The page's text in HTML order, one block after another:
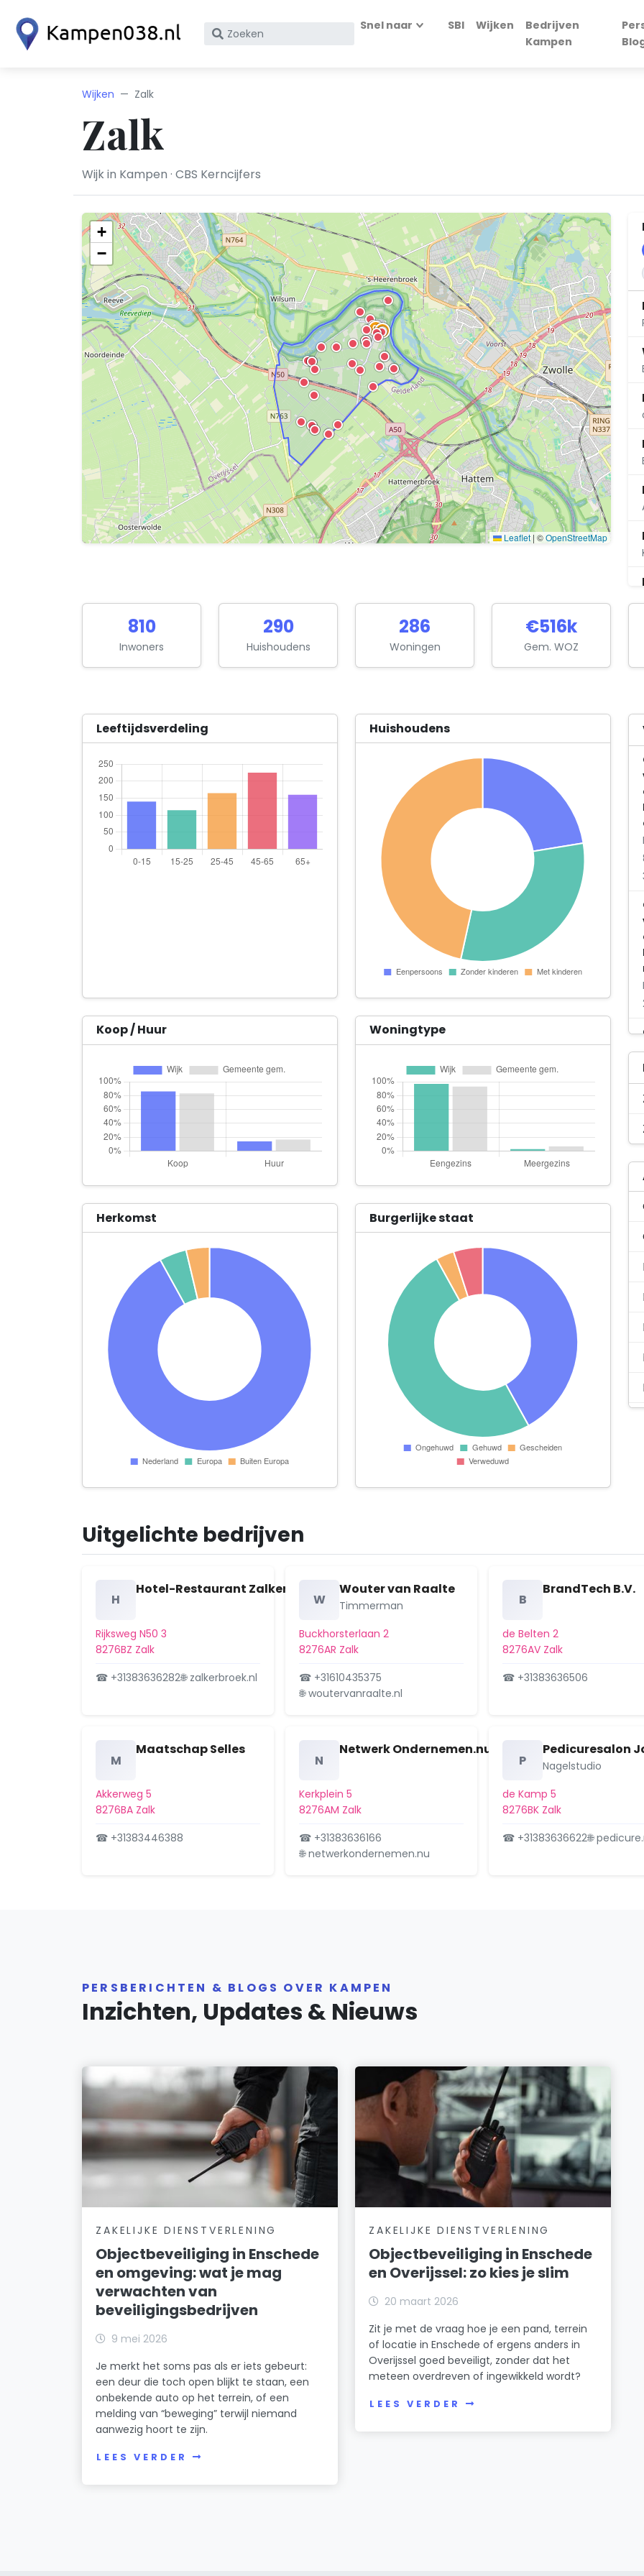
Zoek
Snel naar SBI Wijken
Bedrijven
Kampen
Wijken Zalk
Zalk
Wijk in Kampen · CBS Kerncijfers
+
−
Leaflet | ©OpenStreetMap
810
Inwoners
290
Huishoudens
286
Woningen
€516k
Gem. WOZ
Leeftijdsverdeling Huishoudens
Koop / Huur Woningtype
Herkomst Burgerlijke staat
Uitgelichte bedrijven
H
Hotel-Restaurant Zalkerbroek B.V.
Rijksweg N50 3
8276BZ Zalk
☎ +31383636282🌐 zalkerbroek.nl
W
Wouter van Raalte
Timmerman
Buckhorsterlaan 2
8276AR Zalk
☎ +31610435375
🌐 woutervanraalte.nl
B
BrandTech B.V.
de Belten 2
8276AV Zalk
☎ +31383636506
M
Maatschap Selles
Akkerweg 5
8276BA Zalk
☎ +31383446388
N
Netwerk Ondernemen.nu
Kerkplein 5
8276AM Zalk
☎ +31383636166
🌐 netwerkondernemen.nu
P
Pedicuresalon
Nagelstudio
de Kamp 5
8276BK Zalk
☎ +31383636622🌐
PERSBERICHTEN & BLOGS OVER KAMPEN
Inzichten, Updates & Nieuws
ZAKELIJKE DIENSTVERLENING
Objectbeveiliging in Enschede
en omgeving: wat je mag
verwachten van
beveiligingsbedrijven
9 mei 2026
Je merkt het soms pas als er iets gebeurt:
een deur die toch open blijkt te staan, een
onbekende auto op het terrein, of een
melding van “beweging” terwijl niemand
aanwezig hoort te zijn.
LEES VERDER
ZAKELIJKE DIENSTVERLENING
Objectbeveiliging in Enschede
en Overijssel: zo kies je slim
20 maart 2026
Zit je met de vraag hoe je een pand, terrein
of locatie in Enschede of ergens anders in
Overijssel goed beveiligt, zonder dat het
meteen overdreven of ingewikkeld wordt?
LEES VERDER